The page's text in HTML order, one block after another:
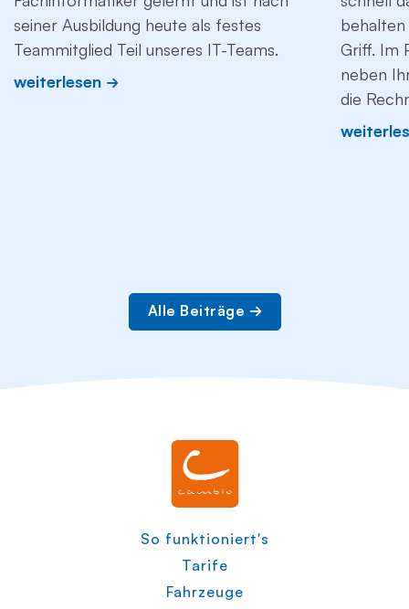
seiner Ausbildung heute als festes
Teammitglied Teil unseres IT-Teams.
weiterlesen
Griff. Im
neben
die
Alle Beiträge
So funktioniert's
Tarife
Fahrzeuge